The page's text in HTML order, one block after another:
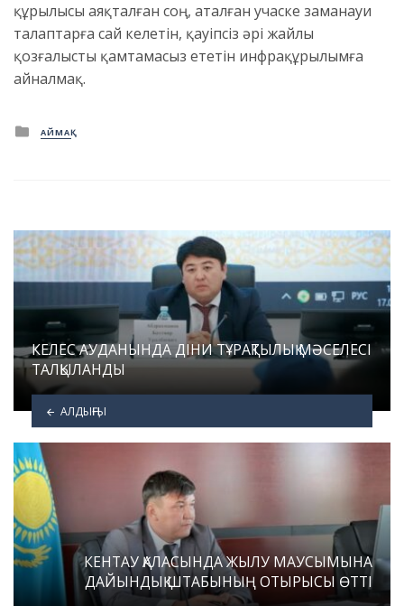
құрылысы аяқталған соң, аталған учаске заманауи
талаптарға сай келетін, қауіпсіз әрі жайлы
қозғалысты қамтамасыз ететін инфрақұрылымға
айналмақ.
Posted
in
АЙМАҚ
КЕЛЕС АУДАНЫНДА ДІНИ ТҰРАҚТЫЛЫҚ МӘСЕЛЕСІ
ТАЛҚЫЛАНДЫ
АЛДЫҢҒЫ
КЕНТАУ ҚАЛАСЫНДА ЖЫЛУ МАУСЫМЫНА
ДАЙЫНДЫҚ ШТАБЫНЫҢ ОТЫРЫСЫ ӨТТІ